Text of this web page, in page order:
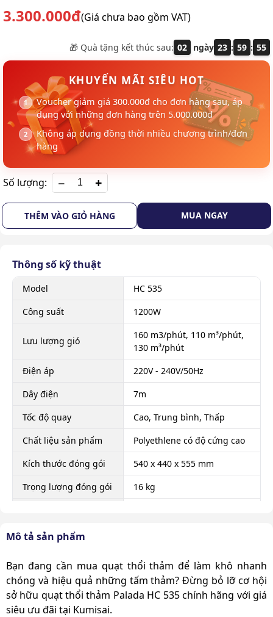
3.300.000đ(Giá chưa bao gồm VAT)
🎁 Quà tặng kết thúc sau: 02 ngày 23 : 59 : 55
KHUYẾN MÃI SIÊU HOT
Voucher giảm giá 300.000đ cho đơn hàng sau, áp
dụng với những đơn hàng trên 5.000.000đ
Không áp dụng đồng thời nhiều chương trình/đơn
hàng
Số lượng: +
THÊM VÀO GIỎ HÀNG MUA NGAY
Mô tả sản phẩm
Bạn đang cần mua quạt thổi thảm để làm khô nhanh
chóng và hiệu quả những tấm thảm? Đừng bỏ lỡ cơ hội
sở hữu quạt thổi thảm Palada HC 535 chính hãng với giá
siêu ưu đãi tại Kumisai.
Thông số kỹ thuật
Model
HC 535
Công suất
1200W
Lưu lượng gió
160 m3/phút, 110 m³/phút,
130 m³/phút
Điện áp
220V - 240V/50Hz
Dây điện
7m
Tốc độ quay
Cao, Trung bình, Thấp
Chất liệu sản phẩm
Polyethlene có độ cứng cao
Kích thước đóng gói
540 x 440 x 555 mm
Trọng lượng đóng gói
16 kg